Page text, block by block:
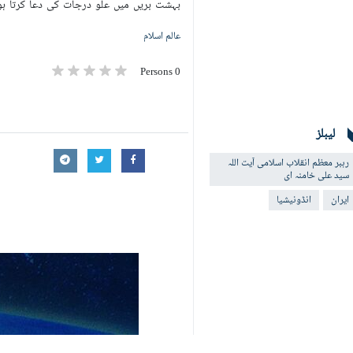
بہشت بریں میں علو درجات کی دعا کرتا
عالم اسلام
0 Persons
لیبلز
رہبر معظم انقلاب اسلامی آیت اللہ
سید علی خامنہ ای
ایران
انڈونیشیا